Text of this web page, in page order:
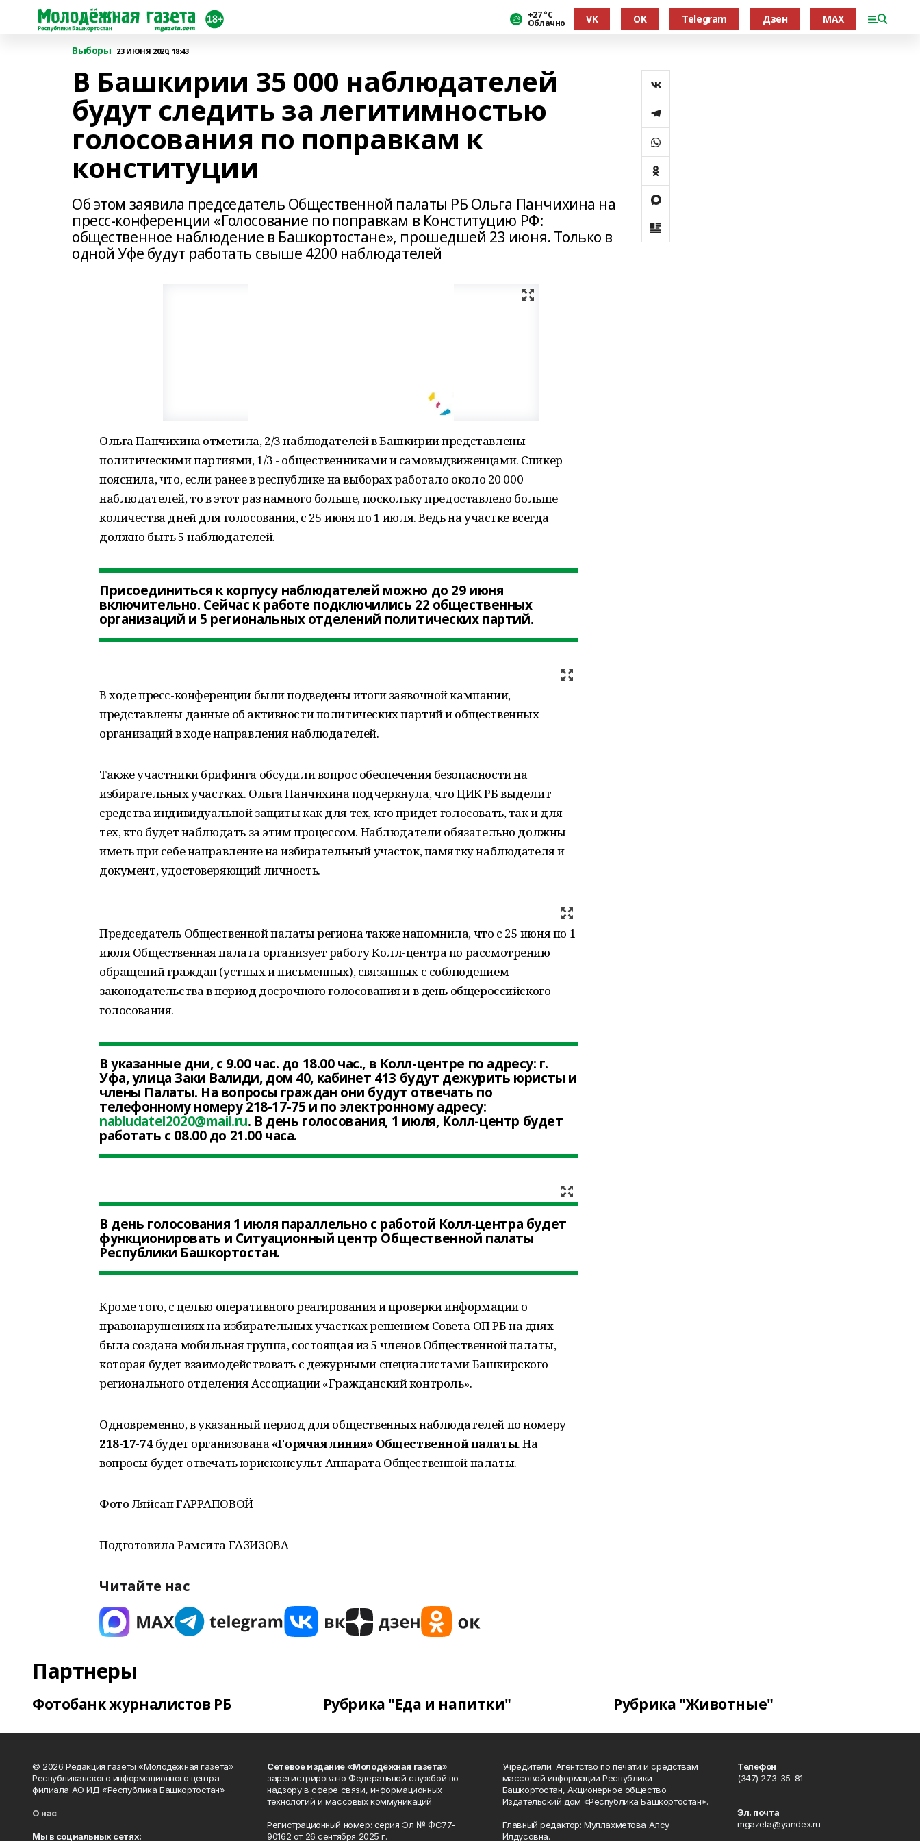
+27 °С
Облачно VK OK Telegram Дзен MAX
Выборы 23 ИЮНЯ 2020, 18:43
В Башкирии 35 000 наблюдателей
будут следить за легитимностью
голосования по поправкам к
конституции
Об этом заявила председатель Общественной палаты РБ Ольга Панчихина на
пресс-конференции «Голосование по поправкам в Конституцию РФ:
общественное наблюдение в Башкортостане», прошедшей 23 июня. Только в
одной Уфе будут работать свыше 4200 наблюдателей
Ольга Панчихина отметила, 2/3 наблюдателей в Башкирии представлены
политическими партиями, 1/3 - общественниками и самовыдвиженцами. Спикер
пояснила, что, если ранее в республике на выборах работало около 20 000
наблюдателей, то в этот раз намного больше, поскольку предоставлено больше
количества дней для голосования, с 25 июня по 1 июля. Ведь на участке всегда
должно быть 5 наблюдателей.
Присоединиться к корпусу наблюдателей можно до 29 июня
включительно. Сейчас к работе подключились 22 общественных
организаций и 5 региональных отделений политических партий.
В ходе пресс-конференции были подведены итоги заявочной кампании,
представлены данные об активности политических партий и общественных
организаций в ходе направления наблюдателей.
Также участники брифинга обсудили вопрос обеспечения безопасности на
избирательных участках. Ольга Панчихина подчеркнула, что ЦИК РБ выделит
средства индивидуальной защиты как для тех, кто придет голосовать, так и для
тех, кто будет наблюдать за этим процессом. Наблюдатели обязательно должны
иметь при себе направление на избирательный участок, памятку наблюдателя и
документ, удостоверяющий личность.
Председатель Общественной палаты региона также напомнила, что с 25 июня по 1
июля Общественная палата организует работу Колл-центра по рассмотрению
обращений граждан (устных и письменных), связанных с соблюдением
законодательства в период досрочного голосования и в день общероссийского
голосования.
В указанные дни, с 9.00 час. до 18.00 час., в Колл-центре по адресу: г.
Уфа, улица Заки Валиди, дом 40, кабинет 413 будут дежурить юристы и
члены Палаты. На вопросы граждан они будут отвечать по
телефонному номеру 218-17-75 и по электронному адресу:
nabludatel2020@mail.ru. В день голосования, 1 июля, Колл-центр будет
работать с 08.00 до 21.00 часа.
В день голосования 1 июля параллельно с работой Колл-центра будет
функционировать и Ситуационный центр Общественной палаты
Республики Башкортостан.
Кроме того, с целью оперативного реагирования и проверки информации о
правонарушениях на избирательных участках решением Совета ОП РБ на днях
была создана мобильная группа, состоящая из 5 членов Общественной палаты,
которая будет взаимодействовать с дежурными специалистами Башкирского
регионального отделения Ассоциации «Гражданский контроль».
Одновременно, в указанный период для общественных наблюдателей по номеру
218-17-74будет организована «Горячая линия» Общественной палаты. На
вопросы будет отвечать юрисконсульт Аппарата Общественной палаты.
Фото Ляйсан ГАРРАПОВОЙ
Подготовила Рамсита ГАЗИЗОВА
Читайте нас
Партнеры
Фотобанк журналистов РБ Рубрика "Еда и напитки" Рубрика "Животные"
© 2026 Редакция газеты «Молодёжная газета»
Республиканского информационного центра –
филиала АО ИД «Республика Башкортостан»
О нас
Мы в социальных сетях:
Сетевое издание «Молодёжная газета»
зарегистрировано Федеральной службой по
надзору в сфере связи, информационных
технологий и массовых коммуникаций
Регистрационный номер: серия Эл № ФС77-
90162 от 26 сентября 2025 г.
Учредители: Агентство по печати и средствам
массовой информации Республики
Башкортостан, Акционерное общество
Издательский дом «Республика Башкортостан».
Главный редактор: Муллахметова Алсу
Илдусовна.
Телефон
(347) 273-35-81
Эл. почта
mgazeta@yandex.ru